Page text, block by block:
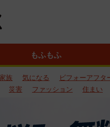
もふもふ
家族 気になる ビフォーアフタ
災害 ファッション 住まい